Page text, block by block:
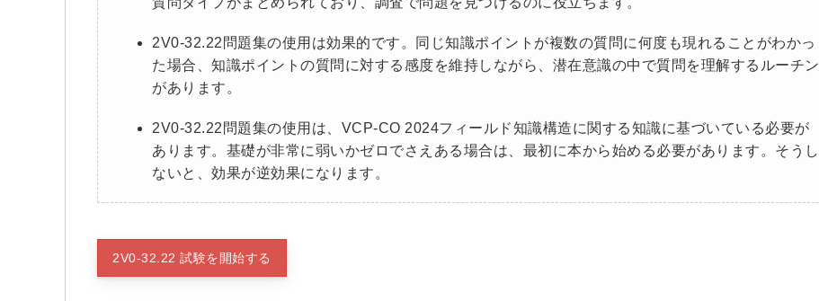
2V0-32.22問題集の使用は効果的です。同じ知識ポイントが複数の質問に何度も現れることがわかっ
た場合、知識ポイントの質問に対する感度を維持しながら、潜在意識の中で質問を理解するルーチン
があります。
2V0-32.22問題集の使用は、VCP-CO 2024フィールド知識構造に関する知識に基づいている必要が
あります。基礎が非常に弱いかゼロでさえある場合は、最初に本から始める必要があります。そうし
ないと、効果が逆効果になります。
2V0-32.22 試験を開始する